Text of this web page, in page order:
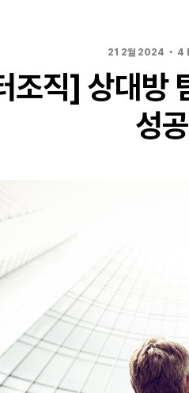
21 2월 2024 4
조직] 상대방
성